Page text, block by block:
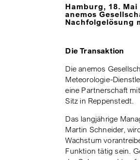
Hamburg, 18. Mai
anemos
Nachfolgelösung
Die Transaktion
Die anemos
Meteorologie-
eine Partnerschaft
Sitz in Reppenstedt.
Das langjährige
Martin Schneider,
Wachstum
Funktion tätig sein.